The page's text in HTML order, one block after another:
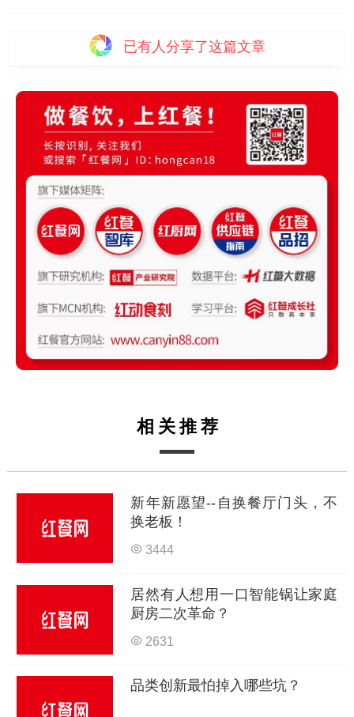
已有 人分享了这篇文章
相关推荐
新年新愿望--自换餐厅门头，不
换老板！
3444
居然有人想用一口智能锅让家庭
厨房二次革命？
2631
品类创新最怕掉入哪些坑？